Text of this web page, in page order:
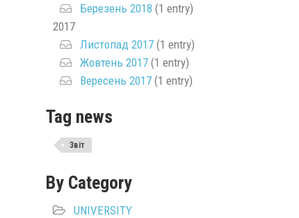
Березень 2018 (1 entry)
2017
Листопад 2017(1 entry)
Жовтень 2017(1 entry)
Вересень 2017(1 entry)
Tag news
Звіт
By Category
UNIVERSITY